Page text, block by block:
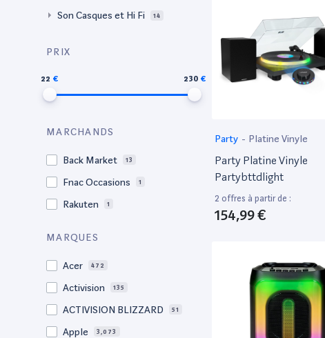
Son Casques et Hi Fi 14
PRIX
22 230
MARCHANDS
Back Market 13
Fnac Occasions 1
Rakuten 1
MARQUES
Acer 472
Activision 135
ACTIVISION BLIZZARD 51
Apple 3,073
Party - Platine Vinyle
Party Platine Vinyle
Partybttdlight
2 offres à partir de :
154,99 €